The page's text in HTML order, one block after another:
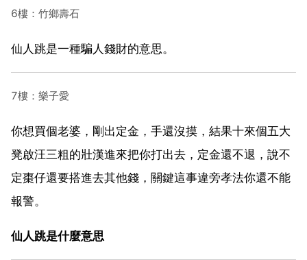
6樓：竹鄉壽石
仙人跳是一種騙人錢財的意思。
7樓：樂子愛
你想買個老婆，剛出定金，手還沒摸，結果十來個五大
凳啟汪三粗的壯漢進來把你打出去，定金還不退，說不
定棗仔還要搭進去其他錢，關鍵這事違旁孝法你還不能
報警。
仙人跳是什麼意思